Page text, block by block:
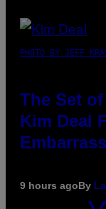
PHOTO BY JEFF
The Set
Kim Deal
9 hours agoBy
VICE